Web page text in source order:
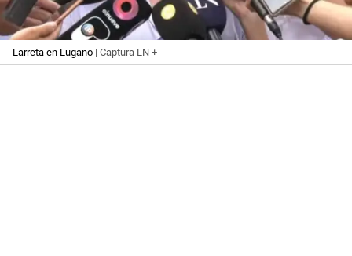
Larreta en Lugano | Captura LN +